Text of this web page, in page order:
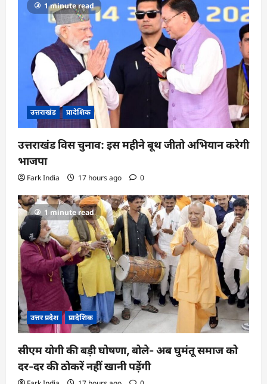
1 minute read
उत्तराखंड प्रादेशिक
उत्तराखंड विस चुनाव: इस महीने बूथ जीतो अभियान करेगी
भाजपा
Fark India 17 hours ago 0
1 minute read
उत्तर प्रदेश प्रादेशिक
सीएम योगी की बड़ी घोषणा, बोले- अब घुमंतू समाज को
दर-दर की ठोकरें नहीं खानी पड़ेंगी